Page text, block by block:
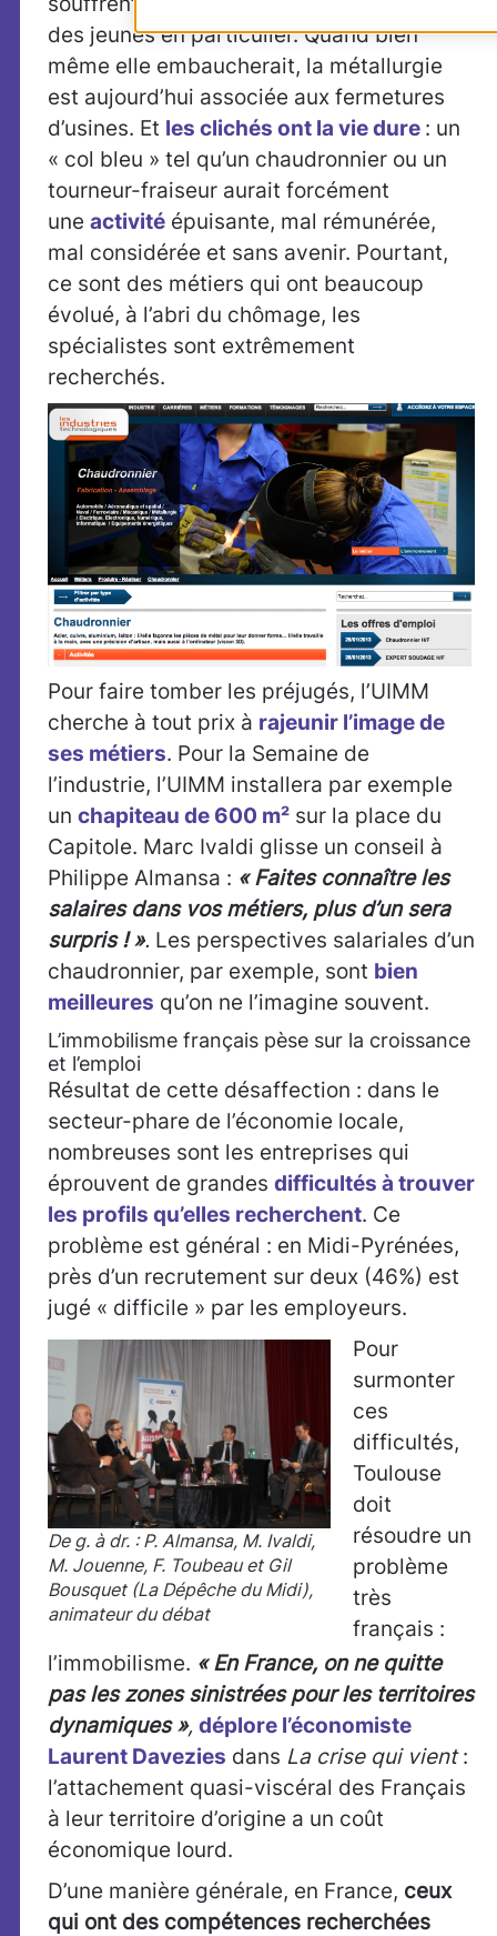
des jeunes en particulier. Quand bien
même elle embaucherait, la métallurgie
est aujourd’hui associée aux fermetures
d’usines. Et les clichés ont la vie dure : un
« col bleu » tel qu’un chaudronnier ou un
tourneur-fraiseur aurait forcément
une activité épuisante, mal rémunérée,
mal considérée et sans avenir. Pourtant,
ce sont des métiers qui ont beaucoup
évolué, à l’abri du chômage, les
spécialistes sont extrêmement
recherchés.
Pour faire tomber les préjugés, l’UIMM
cherche à tout prix à rajeunir l’image de
ses métiers. Pour la Semaine de
l’industrie, l’UIMM installera par exemple
un chapiteau de 600 m² sur la place du
Capitole. Marc Ivaldi glisse un conseil à
Philippe Almansa : « Faites connaître les
salaires dans vos métiers, plus d’un sera
surpris ! ». Les perspectives salariales d’un
chaudronnier, par exemple, sont bien
meilleures qu’on ne l’imagine souvent.
L’immobilisme français pèse sur la croissance
et l’emploi
Résultat de cette désaffection : dans le
secteur-phare de l’économie locale,
nombreuses sont les entreprises qui
éprouvent de grandes difficultés à trouver
les profils qu’elles recherchent. Ce
problème est général : en Midi-Pyrénées,
près d’un recrutement sur deux (46%) est
jugé « difficile » par les employeurs.
De g. à dr. : P. Almansa, M. Ivaldi,
M. Jouenne, F. Toubeau et Gil
Bousquet (La Dépêche du Midi),
animateur du débat
Pour
surmonter
ces
difficultés,
Toulouse
doit
résoudre un
problème
très
français :
l’immobilisme. « En France, on ne quitte
pas les zones sinistrées pour les territoires
dynamiques », déplore l’économiste
Laurent Davezies dans La crise qui vient:
l’attachement quasi-viscéral des Français
à leur territoire d’origine a un coût
économique lourd.
D’une manière générale, en France, ceux
qui ont des compétences recherchées